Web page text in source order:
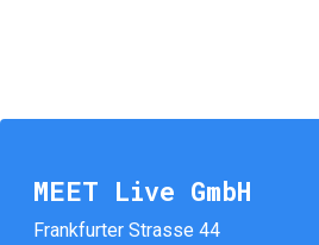
MEET Live GmbH
Frankfurter Strasse 44